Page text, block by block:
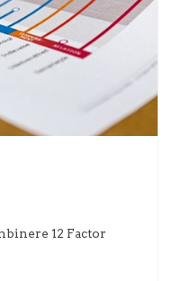
12 Factor